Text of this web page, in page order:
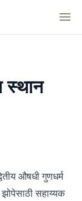
स्थान
औषधी गुणधर्म
सहाय्यक